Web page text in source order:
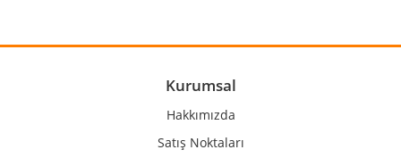
Kurumsal
Hakkımızda
Satış Noktaları